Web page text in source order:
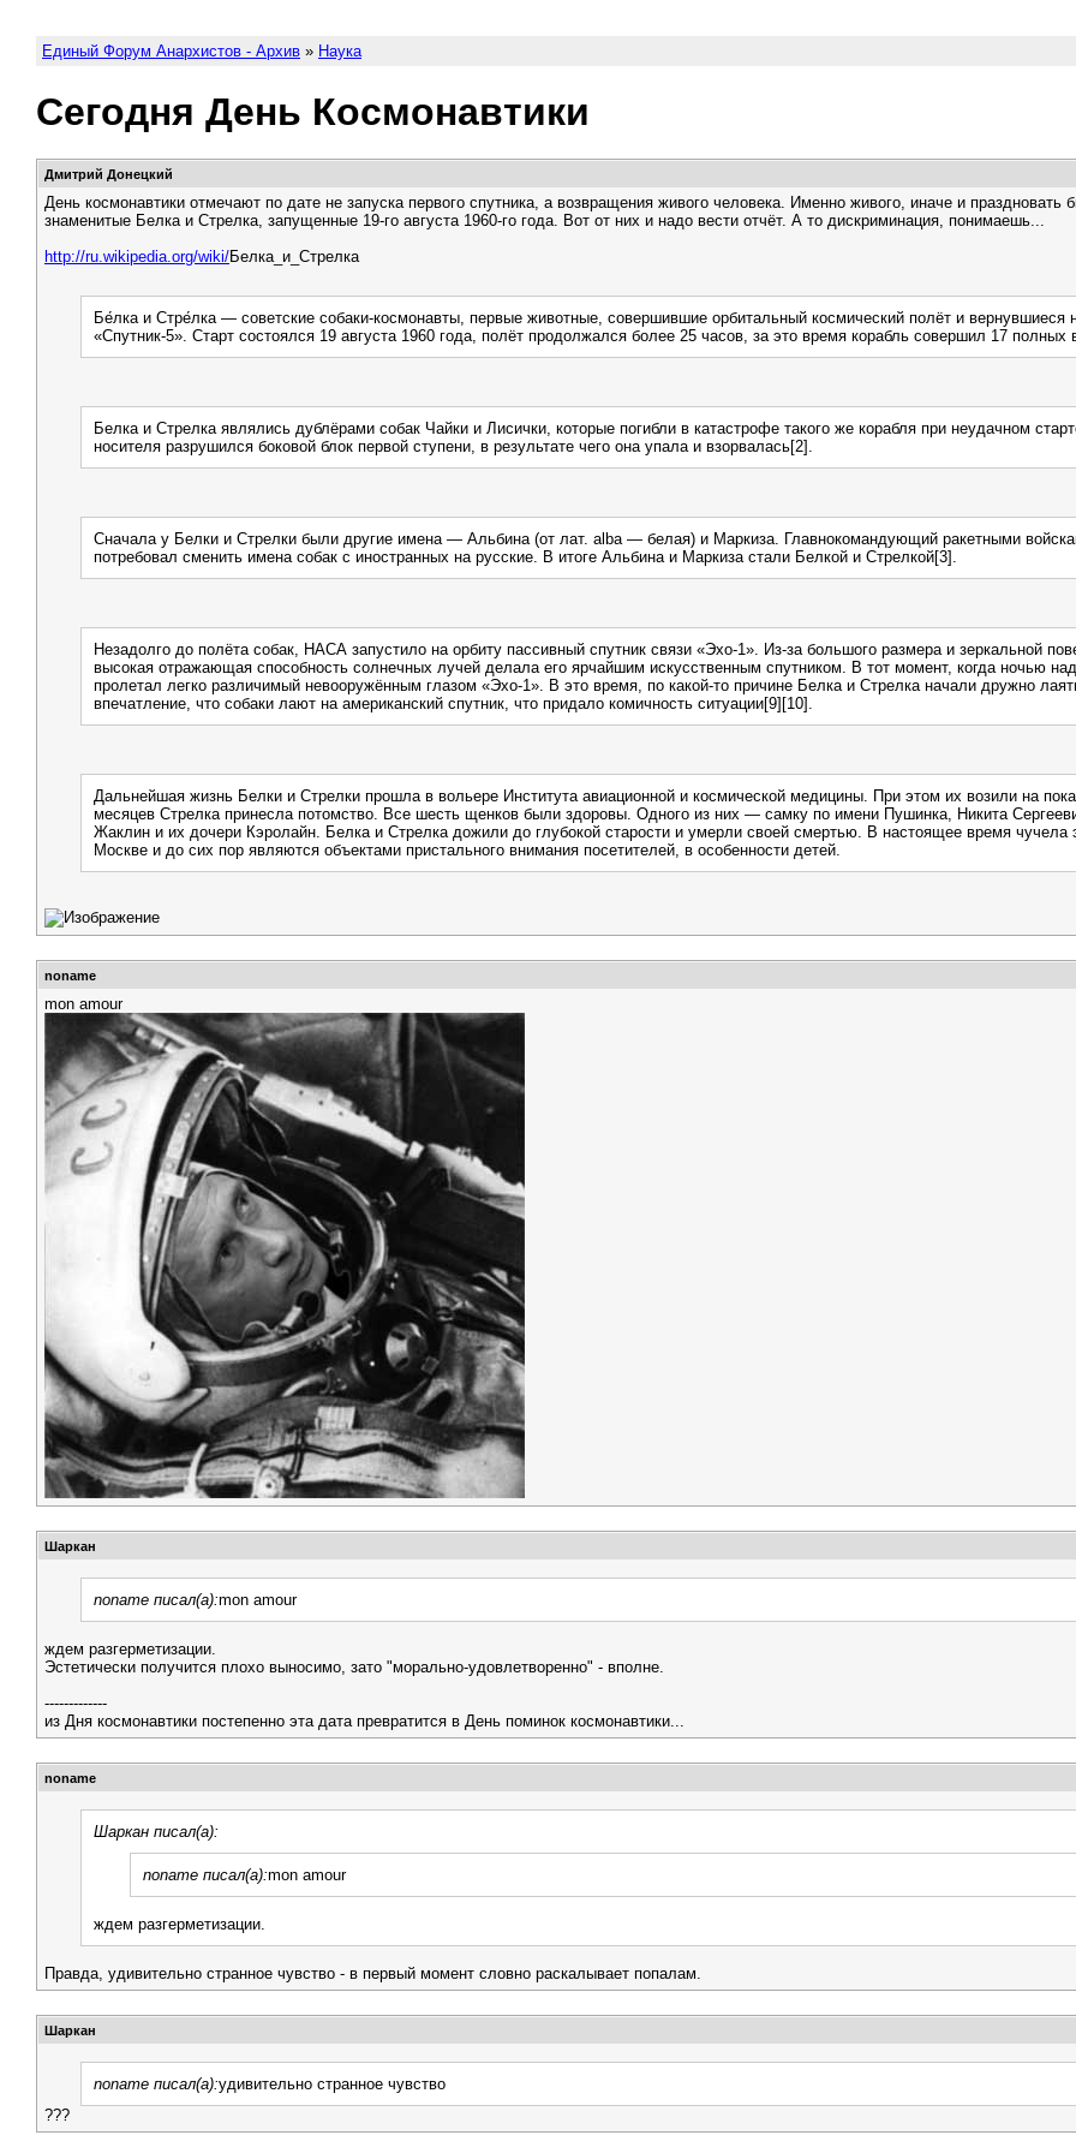
Единый Форум Анархистов - Архив » Наука
Сегодня День Космонавтики
Дмитрий Донецкий
День космонавтики отмечают по дате не запуска первого спутника, а возвращения живого человека. Именно живого, иначе и
знаменитые Белка и Стрелка, запущенные 19-го августа 1960-го года. Вот от них и надо вести отчёт. А то дискриминация, понимаешь...
http://ru.wikipedia.org/wiki/Белка_и_Стрелка
Бе́лка и Стре́лка — советские собаки-космонавты, первые животные, совершившие орбитальный космический полёт и
«Спутник-5». Старт состоялся 19 августа 1960 года, полёт продолжался более 25 часов, за это время корабль совершил 17 полных
Белка и Стрелка являлись дублёрами собак Чайки и Лисички, которые погибли в катастрофе такого же корабля при неудачном
носителя разрушился боковой блок первой ступени, в результате чего она упала и взорвалась[2].
Сначала у Белки и Стрелки были другие имена — Альбина (от лат. alba — белая) и Маркиза. Главнокомандующий ракетными
потребовал сменить имена собак с иностранных на русские. В итоге Альбина и Маркиза стали Белкой и Стрелкой[3].
Незадолго до полёта собак, НАСА запустило на орбиту пассивный спутник связи «Эхо-1». Из-за большого размера и зеркальной
высокая отражающая способность солнечных лучей делала его ярчайшим искусственным спутником. В тот момент, когда ночью
пролетал легко различимый невооружённым глазом «Эхо-1». В это время, по какой-то причине Белка и Стрелка начали дружно
впечатление, что собаки лают на американский спутник, что придало комичность ситуации[9][10].
Дальнейшая жизнь Белки и Стрелки прошла в вольере Института авиационной и космической медицины. При этом их возили на
месяцев Стрелка принесла потомство. Все шесть щенков были здоровы. Одного из них — самку по имени Пушинка, Никита
Жаклин и их дочери Кэролайн. Белка и Стрелка дожили до глубокой старости и умерли своей смертью. В настоящее время чучела
Москве и до сих пор являются объектами пристального внимания посетителей, в особенности детей.
noname
mon amour
Шаркан
noname писал(а):mon amour
ждем разгерметизации.
Эстетически получится плохо выносимо, зато "морально-удовлетворенно" - вполне.
-------------
из Дня космонавтики постепенно эта дата превратится в День поминок космонавтики...
noname
Шаркан писал(а):
noname писал(а):mon amour
ждем разгерметизации.
Правда, удивительно странное чувство - в первый момент словно раскалывает попалам.
Шаркан
noname писал(а):удивительно странное чувство
???